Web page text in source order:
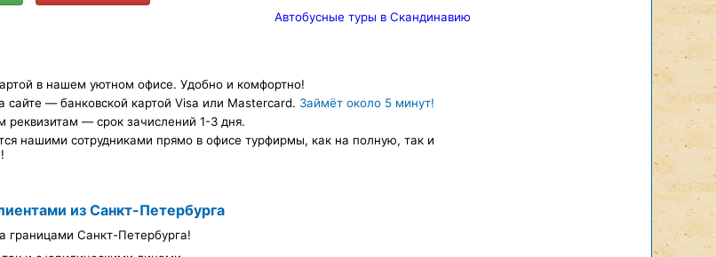
Автобусные туры в Скандинавию
в нашем уютном офисе. Удобно и комфортно!
сайте — банковской картой Visa или Mastercard. Займёт около 5 минут!
реквизитам — срок зачислений 1-3 дня.
нашими сотрудниками прямо в офисе турфирмы, как на полную, так и
из Санкт-Петербурга
границами Санкт-Петербурга!